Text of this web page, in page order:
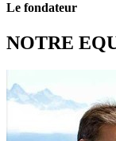
Le fondateur
NOTRE